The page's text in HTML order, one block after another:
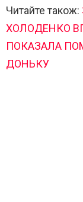
Читайте також:
ХОЛОДЕНКО
ПОКАЗАЛА
ДОНЬКУ